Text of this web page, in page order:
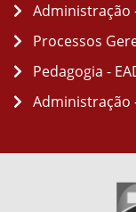
Administração
Processos
Pedagogia -
Administração